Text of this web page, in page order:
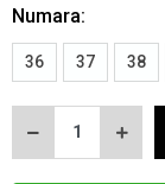
Numara:
36 37 38